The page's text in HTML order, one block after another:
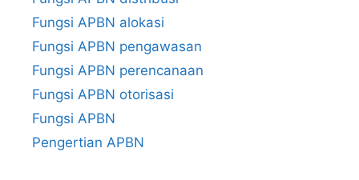
Fungsi APBN alokasi
Fungsi APBN pengawasan
Fungsi APBN perencanaan
Fungsi APBN otorisasi
Fungsi APBN
Pengertian APBN